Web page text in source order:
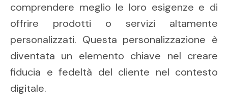
comprendere meglio le loro esigenze e di
offrire prodotti o servizi altamente
personalizzati. Questa personalizzazione è
diventata un elemento chiave nel creare
fiducia e fedeltà del cliente nel contesto
digitale.